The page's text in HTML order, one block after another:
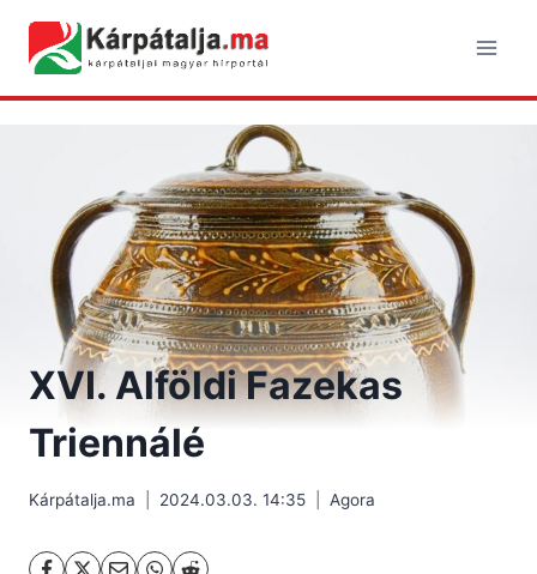
content
XVI. Alföldi Fazekas
Triennálé
Kárpátalja.ma 2024.03.03. 14:35 Agora